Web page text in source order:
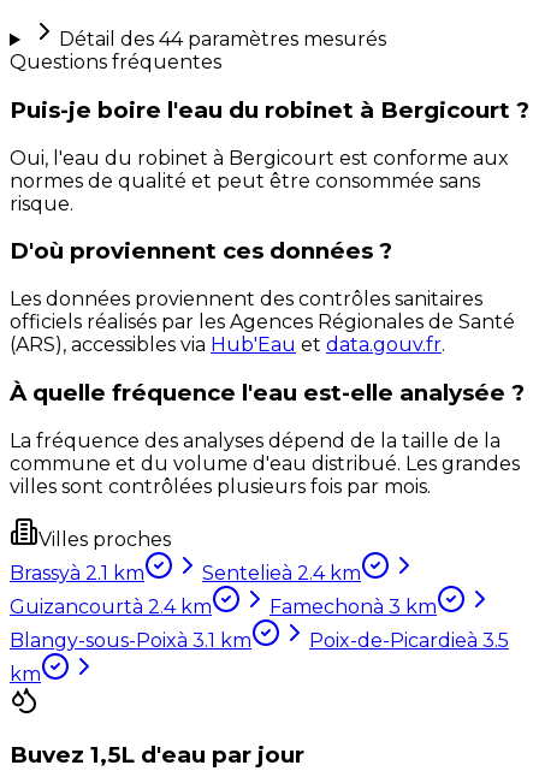
Détail des 44paramètres mesurés
Questions fréquentes
Puis-je boire l'eau du robinet à Bergicourt ?
Oui, l'eau du robinet à Bergicourt est conforme aux
normes de qualité et peut être consommée sans
risque.
D'où proviennent ces données ?
Les données proviennent des contrôles sanitaires
officiels réalisés par les Agences Régionales de Santé
(ARS), accessibles via Hub'Eau et data.gouv.fr.
À quelle fréquence l'eau est-elle analysée ?
La fréquence des analyses dépend de la taille de la
commune et du volume d'eau distribué. Les grandes
villes sont contrôlées plusieurs fois par mois.
Villes proches
Brassyà 2.1 km Sentelieà 2.4km
Guizancourtà 2.4km Famechonà 3 km
Blangy-sous-Poixà 3.1 km Poix-de-Picardieà 3.5
km
Buvez 1,5L d'eau par jour